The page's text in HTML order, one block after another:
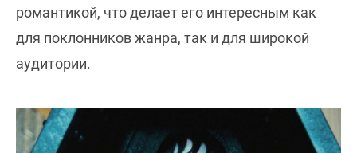
романтикой, что делает его интересным как
для поклонников жанра, так и для широкой
аудитории.